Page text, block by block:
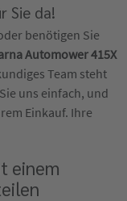
Sie da!
benötigen Sie
Automower 415X
Team steht
uns einfach, und
Einkauf. Ihre
einem